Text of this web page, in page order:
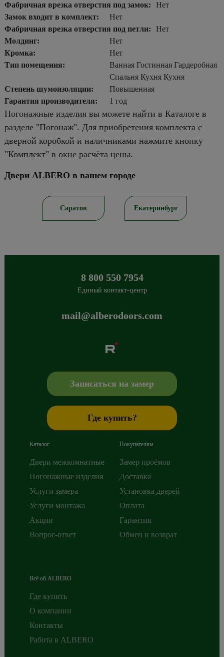
Фабричная врезка отверстия под замок:
Нет
Замок входит в комплект:
Нет
Фабричная врезка отверстия под петли:
Нет
Молдинг:
Нет
Кромка:
Нет
Тип помещения:
Ванная Гостинная Гардеробная
Спальня Кухня Кухня
Степень шумоизоляции:
Повышенная
Гарантия производителя:
1 год
Погонажные изделия вы можете найти в Каталоге в
разделе "Погонаж". Для приобретения комплекта с
дверной коробкой и наличниками нажмите кнопку
"Комплект" в окне расчёта цены.
Двери ALBERO в вашем городе
Саратов Екатеринбург
8 800 550 7954
Единый контакт-центр
mail@alberodoors.com
+7 800 765 43 42,mail@alberodoors.com
Записаться на замер
Где купить?
Каталог
Двери межкомнатные
Погонажные изделия
Услуги замера
Услуги монтажа
Акции
Вопрос-ответ
Покупателям
Замер проёмов
Доставка
Установка дверей
Оплата
Гарантия
Обмен и возврат
Всё об ALBERO
Где купить
О компании
Контакты
Работа в ALBERO